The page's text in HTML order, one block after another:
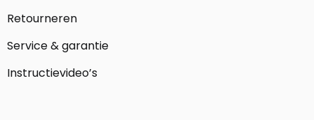
Retourneren
Service & garantie
Instructievideo’s